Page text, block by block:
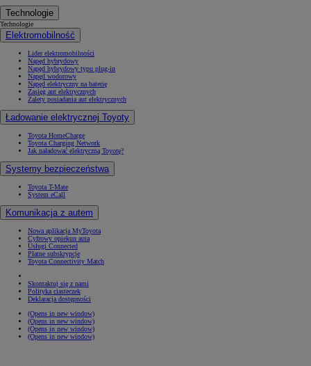
Technologie
Technologie
Elektromobilność
Lider elektromobilności
Napęd hybrydowy
Napęd hybrydowy typu plug-in
Napęd wodorowy
Napęd elektryczny na baterię
Zasięg aut elektrycznych
Zalety posiadania aut elektrycznych
Ładowanie elektrycznej Toyoty
Toyota HomeCharge
Toyota Charging Network
Jak naładować elektryczną Toyotę?
Systemy bezpieczeństwa
Toyota T-Mate
System eCall
Komunikacja z autem
Nowa aplikacja MyToyota
Cyfrowy opiekun auta
Usługi Connected
Płatne subskrypcje
Toyota Connectivity Match
Skontaktuj się z nami
Polityka ciasteczek
Deklaracja dostępności
(Opens in new window)
(Opens in new window)
(Opens in new window)
(Opens in new window)